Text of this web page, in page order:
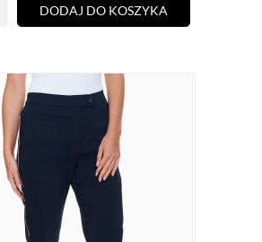
DODAJ DO KOSZYKA